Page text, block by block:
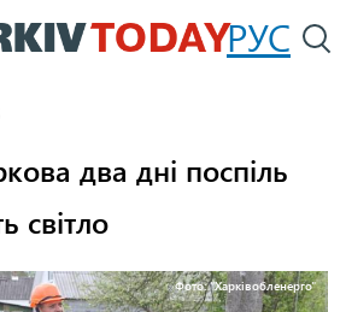
Перейти
до
РУС
два дні поспіль
світло
Фото: "Харківобленерго"